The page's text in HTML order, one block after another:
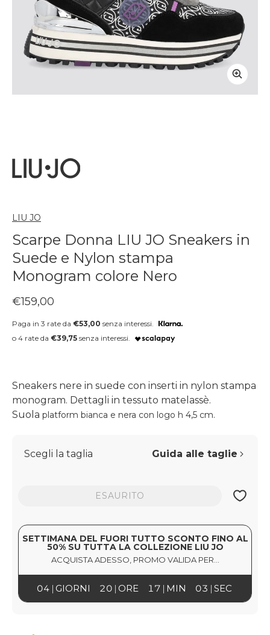
LIU JO
Scarpe Donna LIU JO Sneakers in
Suede e Nylon stampa
Monogram colore Nero
Prezzo regolare
€159,00
Paga in 3 rate da €53,00 senza interessi.
o 4 rate da €39,75 senza interessi.
Sneakers nere in suede con inserti in nylon stampa
monogram. Dettagli in tessuto matelassè.
Suola platform bianca e nera con logo h 4,5 cm.
Scegli la taglia Guida alle taglie
ESAURITO
SETTIMANA DEL FUORI TUTTO SCONTO FINO AL
50% SU TUTTA LA COLLEZIONE LIU JO
ACQUISTA ADESSO, PROMO VALIDA PER...
04 20 17 02
GIORNI ORE MIN SEC